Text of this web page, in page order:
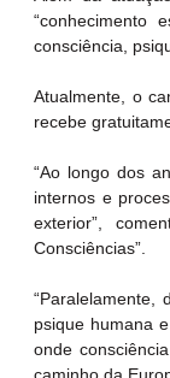
“conhecimento
consciência,
Atualmente, o
recebe
“Ao longo dos
internos e
exterior”,
Consciências”.
“Paralelamente,
psique humana
onde
caminho da